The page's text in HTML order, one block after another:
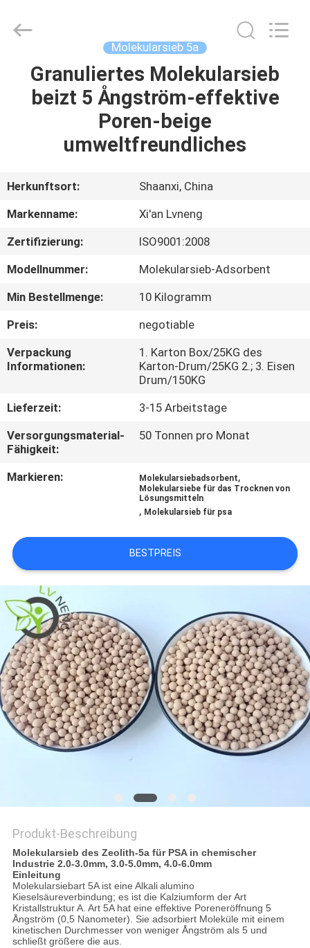
HAUSE
PRODUKTE
VIDEOS
SHOW
ÜBER
UNS
WERKSBESICHTIGUNG
QUALITÄTSKONTROLLE
KONTAKT
FÄLLE
ANGEBOT
ANFORDERN
SITEMAP
PRIVACY
POLICY
Technology
Co.,Ltd..
Molekularsieb 5a
Granuliertes Molekularsieb
beizt 5 Ångström-effektive
Poren-beige
umweltfreundliches
Herkunftsort:
Shaanxi, China
Markenname:
Xi'an Lvneng
Zertifizierung:
ISO9001:2008
Modellnummer:
Molekularsieb-Adsorbent
Min Bestellmenge:
10 Kilogramm
Preis:
negotiable
Verpackung
Informationen:
1. Karton Box/25KG des
Karton-Drum/25KG 2.; 3. Eisen
Drum/150KG
Lieferzeit:
3-15 Arbeitstage
Versorgungsmaterial-
Fähigkeit:
50 Tonnen pro Monat
Markieren: Molekularsiebadsorbent,
Molekularsiebe für das Trocknen von
Lösungsmitteln
, Molekularsieb für psa
BESTPREIS
Produkt-Beschreibung
Molekularsieb des Zeolith-5a für PSA in chemischer
Industrie 2.0-3.0mm, 3.0-5.0mm, 4.0-6.0mm
Einleitung
Molekularsiebart 5A ist eine Alkalialumino
Kieselsäureverbindung; es ist die Kalziumform der Art
Kristallstruktur A. Art 5A hat eine effektive Poreneröffnung 5
Ångström (0,5 Nanometer). Sie adsorbiert Moleküle mit einem
kinetischen Durchmesser von weniger Ångström als 5 und
schließt größere die aus.